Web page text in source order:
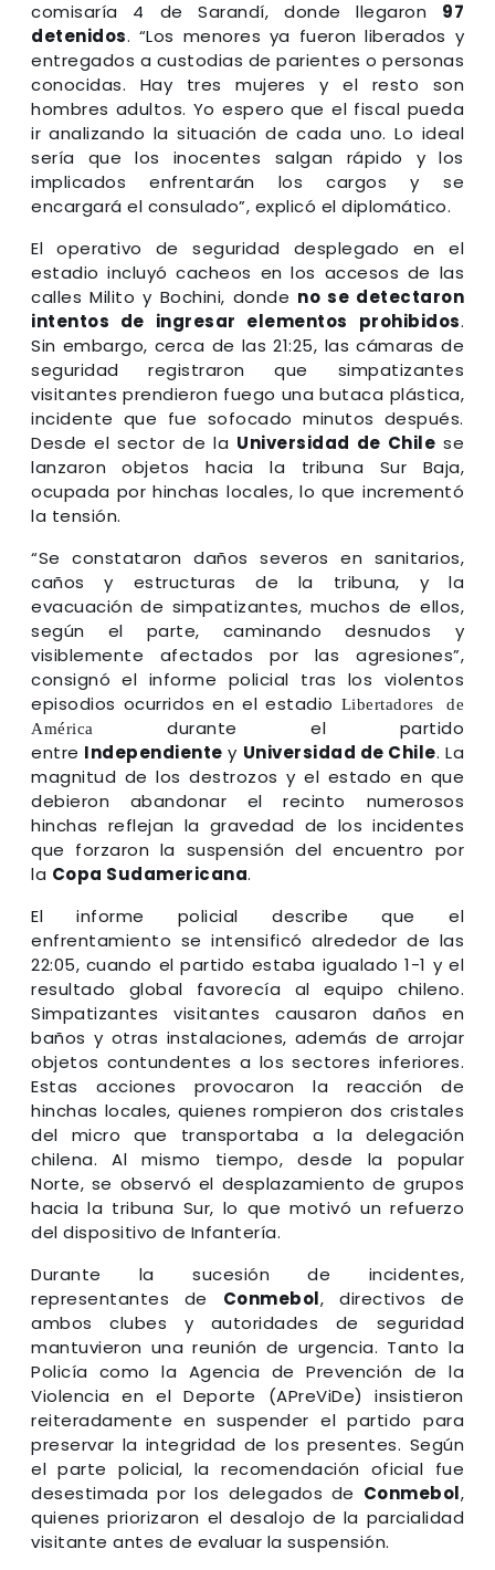
comisaría 4 de Sarandí, donde llegaron 97
detenidos. “Los menores ya fueron liberados y
entregados a custodias de parientes o personas
conocidas. Hay tres mujeres y el resto son
hombres adultos. Yo espero que el fiscal pueda
ir analizando la situación de cada uno. Lo ideal
sería que los inocentes salgan rápido y los
implicados enfrentarán los cargos y se
encargará el consulado”, explicó el diplomático.
El operativo de seguridad desplegado en el
estadio incluyó cacheos en los accesos de las
calles Milito y Bochini, donde no se detectaron
intentos de ingresar elementos prohibidos.
Sin embargo, cerca de las 21:25, las cámaras de
seguridad registraron que simpatizantes
visitantes prendieron fuego una butaca plástica,
incidente que fue sofocado minutos después.
Desde el sector de la Universidad de Chile se
lanzaron objetos hacia la tribuna Sur Baja,
ocupada por hinchas locales, lo que incrementó
la tensión.
“Se constataron daños severos en sanitarios,
caños y estructuras de la tribuna, y la
evacuación de simpatizantes, muchos de ellos,
según el parte, caminando desnudos y
visiblemente afectados por las agresiones”,
consignó el informe policial tras los violentos
episodios ocurridos en el estadio Libertadores de
América
durante el partido
entre Independiente y Universidad de Chile. La
magnitud de los destrozos y el estado en que
debieron abandonar el recinto numerosos
hinchas reflejan la gravedad de los incidentes
que forzaron la suspensión del encuentro por
la Copa Sudamericana.
El informe policial describe que el
enfrentamiento se intensificó alrededor de las
22:05, cuando el partido estaba igualado 1-1 y el
resultado global favorecía al equipo chileno.
Simpatizantes visitantes causaron daños en
baños y otras instalaciones, además de arrojar
objetos contundentes a los sectores inferiores.
Estas acciones provocaron la reacción de
hinchas locales, quienes rompieron dos cristales
del micro que transportaba a la delegación
chilena. Al mismo tiempo, desde la popular
Norte, se observó el desplazamiento de grupos
hacia la tribuna Sur, lo que motivó un refuerzo
del dispositivo de Infantería.
Durante la sucesión de incidentes,
representantes de Conmebol, directivos de
ambos clubes y autoridades de seguridad
mantuvieron una reunión de urgencia. Tanto la
Policía como la Agencia de Prevención de la
Violencia en el Deporte (APreViDe) insistieron
reiteradamente en suspender el partido para
preservar la integridad de los presentes. Según
el parte policial, la recomendación oficial fue
desestimada por los delegados de Conmebol,
quienes priorizaron el desalojo de la parcialidad
visitante antes de evaluar la suspensión.